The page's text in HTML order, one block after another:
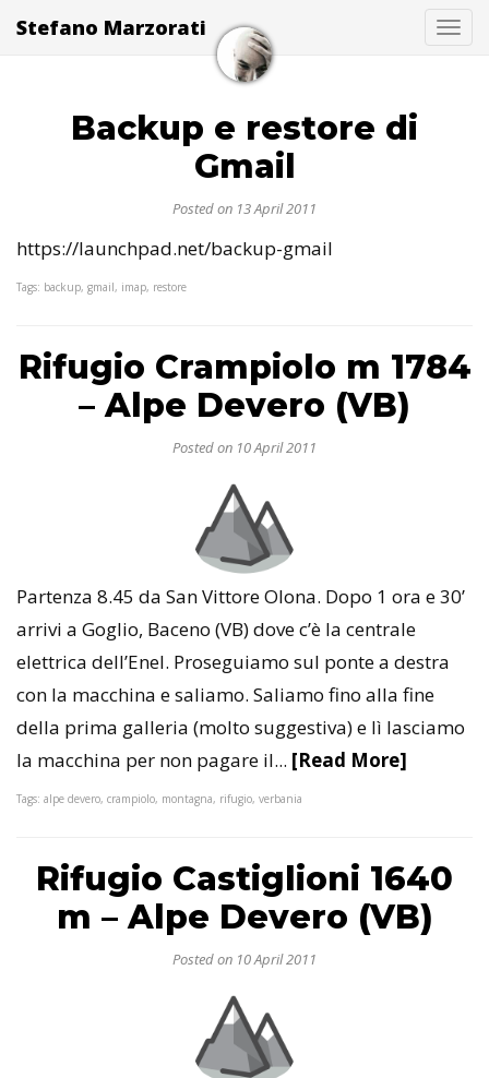
Stefano Marzorati
Backup e restore di
Gmail
Posted on 13 April 2011
https://launchpad.net/backup-gmail
Tags: backup, gmail, imap, restore
Rifugio Crampiolo m 1784
– Alpe Devero (VB)
Posted on 10 April 2011
Partenza 8.45 da San Vittore Olona. Dopo 1 ora e 30’
arrivi a Goglio, Baceno (VB) dove c’è la centrale
elettrica dell’Enel. Proseguiamo sul ponte a destra
con la macchina e saliamo. Saliamo fino alla fine
della prima galleria (molto suggestiva) e lì lasciamo
la macchina per non pagare il... [Read More]
Tags: alpe devero, crampiolo, montagna, rifugio, verbania
Rifugio Castiglioni 1640
m – Alpe Devero (VB)
Posted on 10 April 2011